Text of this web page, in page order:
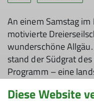
An einem Samstag
motivierte
wunderschöne
stand der Südgrat
Programm – eine
nach der
Diese Website